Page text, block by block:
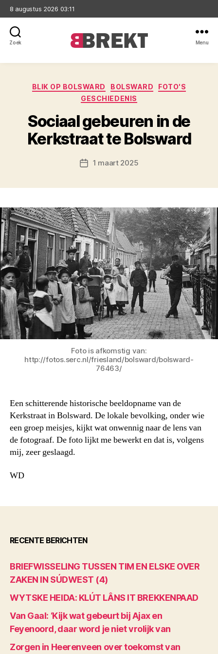
8 augustus 2026 03:11
Zoek Menu
Categorieën
BLIK OP BOLSWARD BOLSWARD
FOTO'S
GESCHIEDENIS
Sociaal gebeuren in de
Kerkstraat te Bolsward
Berichtdatum
1 maart 2025
Foto is afkomstig van:
http://fotos.serc.nl/friesland/bolsward/bolsward-
76463/
Een schitterende historische beeldopname van de
Kerkstraat in Bolsward. De lokale bevolking, onder wie
een groep meisjes, kijkt wat onwennig naar de lens van
de fotograaf. De foto lijkt me bewerkt en dat is, volgens
mij, zeer geslaagd.
WD
RECENTE BERICHTEN
BRIEFWISSELING TUSSEN TIM EN ELSKE OVER
ZAKEN IN SÚDWEST (4)
WYTSKE HEIDA: KLÚT LÂNS IT BREKKENPAAD
Van Gaal: ‘Kijk wat gebeurt bij Ajax en
Feyenoord, daar word je niet vrolijk van
Zorgen in Heerenveen over toekomst van